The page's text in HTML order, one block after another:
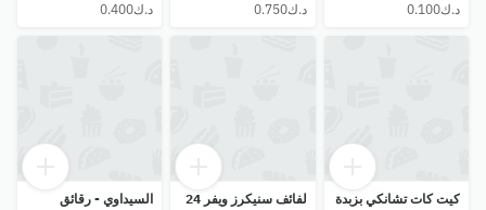
⁦د.ك0.750⁩
كيت كات تشانكي بزبدة
لفائف سنيكرز ويفر 24
السيداوي - رقائق